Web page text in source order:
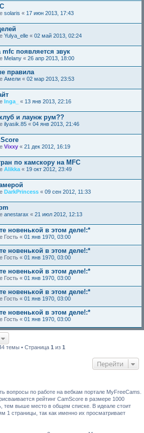
solaris « 17 июн 2013, 17:43
Yulya_elle « 02 май 2013, 02:24
mfс появляется звук
Melany « 26 апр 2013, 18:00
правила
Амели « 02 мар 2013, 23:53
Inga_ « 13 янв 2013, 22:16
и лаунж рум??
ilyasik.85 « 04 янв 2013, 21:46
Vixxy « 21 дек 2012, 16:19
по камскору на MFC
Alikka « 19 окт 2012, 23:49
DarkPrincess « 09 сен 2012, 11:33
anestarax « 21 июл 2012, 12:13
новенькой в этом деле!:*
Гость « 01 янв 1970, 03:00
новенькой в этом деле!:*
Гость « 01 янв 1970, 03:00
новенькой в этом деле!:*
Гость « 01 янв 1970, 03:00
новенькой в этом деле!:*
Гость « 01 янв 1970, 03:00
новенькой в этом деле!:*
Гость « 01 янв 1970, 03:00
темы • Страница 1 из 1
Перейти
вопросы по работе на вебкам портале MyFreeCams.
рейтинг CamScore в размере 1000
тем выше место в общем списке. В идеале стоит
1 страницы, так как именно их просматривает